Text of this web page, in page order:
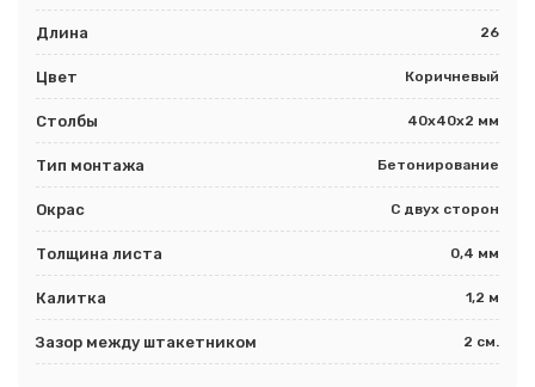
Длина 26
Цвет Коричневый
Столбы 40х40х2 мм
Тип монтажа Бетонирование
Окрас С двух сторон
Толщина листа 0,4 мм
Калитка 1,2 м
Зазор между штакетником 2 см.